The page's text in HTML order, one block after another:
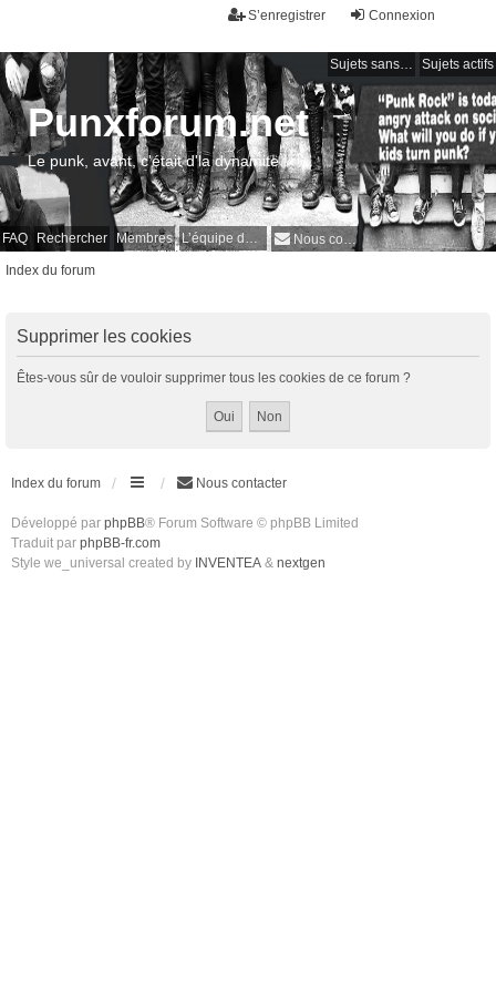
Connexion
S’enregistrer
Sujets sans réponse Sujets actifs
FAQ Rechercher Membres L’équipe du forum Nous contacter
Punxforum.net
Le punk, avant, c'était d'la dynamite !
Index du forum
Supprimer les cookies
Êtes-vous sûr de vouloir supprimer tous les cookies de ce forum ?
Index du forum Nous contacter
Développé par phpBB® Forum Software © phpBB Limited
Traduit par phpBB-fr.com
Style we_universal created by INVENTEA & nextgen